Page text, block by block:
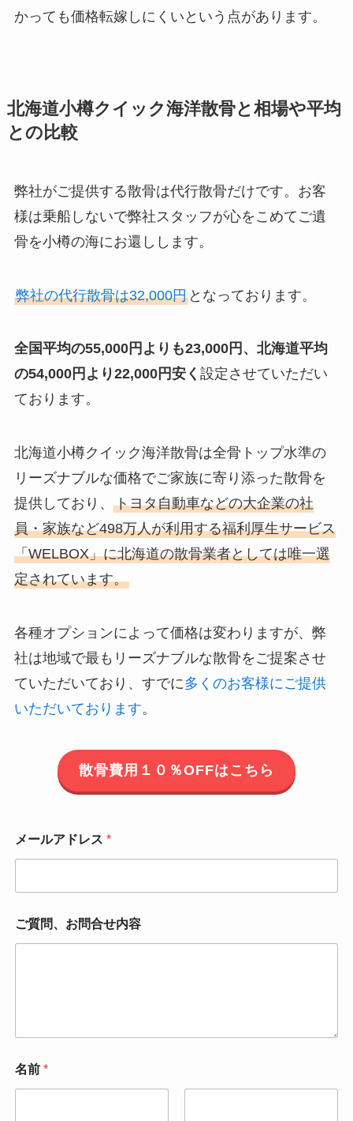
かっても価格転嫁しにくいという点があります。
北海道小樽クイック海洋散骨と相場や平均
との比較
弊社がご提供する散骨は代行散骨だけです。お客
様は乗船しないで弊社スタッフが心をこめてご遺
骨を小樽の海にお還しします。
弊社の代行散骨は32,000円となっております。
全国平均の55,000円よりも23,000円、北海道平均
の54,000円より22,000円安く 設定させていただい
ております。
北海道小樽クイック海洋散骨は全骨トップ水準の
リーズナブルな価格でご家族に寄り添った散骨を
提供しており、 トヨタ自動車などの大企業の社
員・家族など498万人が利用する福利厚生サービス
「WELBOX」に北海道の散骨業者としては唯一選
定されています。
各種オプションによって価格は変わりますが、弊
社は地域で最もリーズナブルな散骨をご提案させ
ていただいており、すでに多くのお客様にご提供
いただいております。
散骨費用１０％OFFはこちら
メールアドレス *
ご質問、お問合せ内容
名前 *